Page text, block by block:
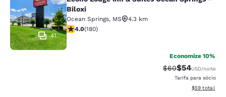
41
Biloxi
Ocean Springs, MS
4.3 km
classificação 4.03 estrelas. Muito bom. 180 avaliações
4.0(180)
Economize 10%
Tarifa anterior
$60Tarifa com
$54USD/noite
Tarifa para sócio
Exibir
$59 total